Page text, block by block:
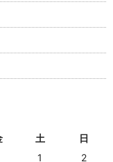
土
日
1
2